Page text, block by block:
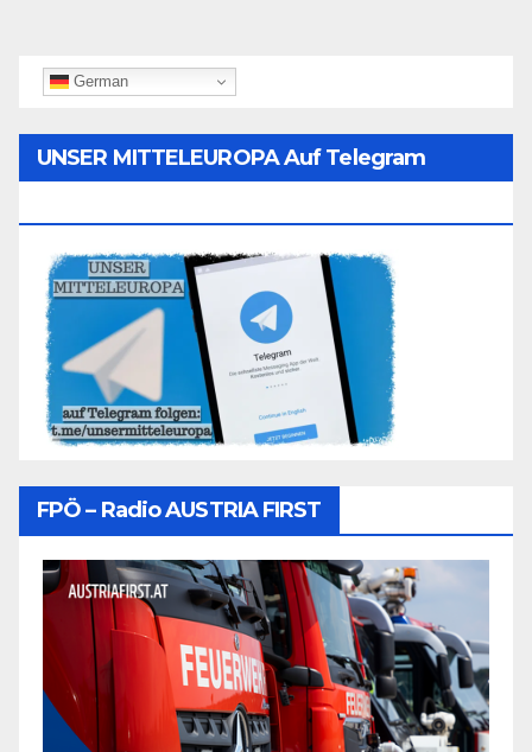
German
UNSER MITTELEUROPA Auf Telegram
FPÖ – Radio AUSTRIA FIRST